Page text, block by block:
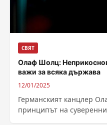
СВЯТ
Олаф Шолц:
важи за всяка държава
12/01/2025
Германският канцлер
принципът на